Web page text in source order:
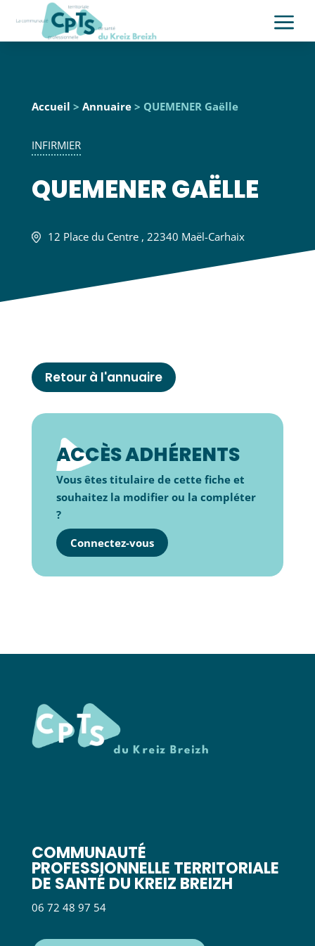
a
Accueil > Annuaire> QUEMENER Gaëlle
INFIRMIER
QUEMENER GAËLLE
12 Place du Centre , 22340 Maël-Carhaix
Retour à l'annuaire
ACCÈS ADHÉRENTS
Vous êtes titulaire de cette fiche et
souhaitez la modifier ou la compléter
?
Connectez-vous
COMMUNAUTÉ
PROFESSIONNELLE TERRITORIALE
DE SANTÉ DU KREIZ BREIZH
06 72 48 97 54